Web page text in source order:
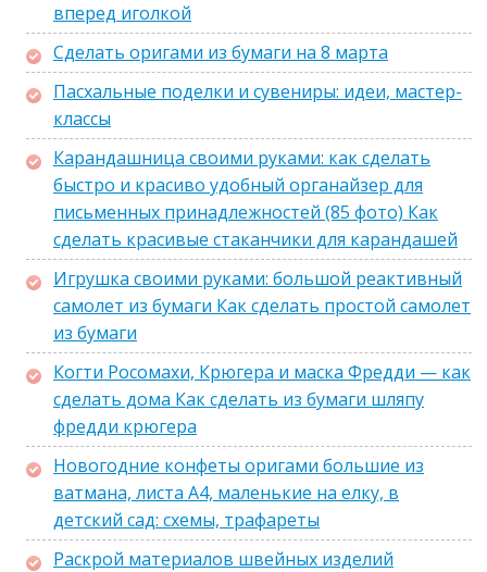
вперед иголкой
Сделать оригами из бумаги на 8 марта
Пасхальные поделки и сувениры: идеи, мастер-
классы
Карандашница своими руками: как сделать
быстро и красиво удобный органайзер для
письменных принадлежностей (85 фото) Как
сделать красивые стаканчики для карандашей
Игрушка своими руками: большой реактивный
самолет из бумаги Как сделать простой самолет
из бумаги
Когти Росомахи, Крюгера и маска Фредди — как
сделать дома Как сделать из бумаги шляпу
фредди крюгера
Новогодние конфеты оригами большие из
ватмана, листа А4, маленькие на елку, в
детский сад: схемы, трафареты
Раскрой материалов швейных изделий